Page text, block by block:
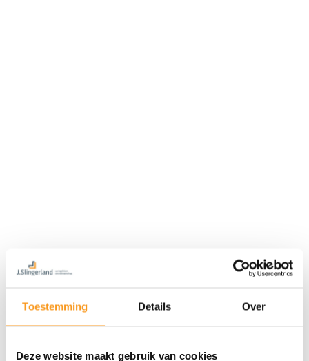
Toestemming Details Over
Deze website maakt gebruik van cookies